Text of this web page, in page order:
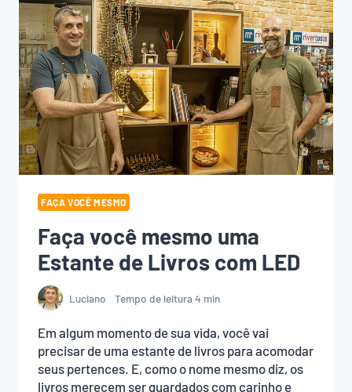
FAÇA VOCÊ MESMO
Faça você mesmo uma
Estante de Livros com LED
Luciano Tempo de leitura4 min
Em algum momento de sua vida, você vai
precisar de uma estante de livros para acomodar
seus pertences. E, como o nome mesmo diz, os
livros merecem ser guardados com carinho e